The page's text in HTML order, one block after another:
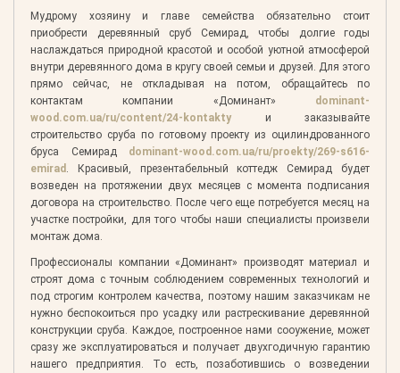
Мудрому хозяину и главе семейства обязательно стоит
приобрести деревянный сруб Семирад, чтобы долгие годы
наслаждаться природной красотой и особой уютной атмосферой
внутри деревянного дома в кругу своей семьи и друзей. Для этого
прямо сейчас, не откладывая на потом, обращайтесь по
контактам компании «Доминант» dominant-
wood.com.ua/ru/content/24-kontakty и заказывайте
строительство сруба по готовому проекту из оцилиндрованного
бруса Семирад dominant-wood.com.ua/ru/proekty/269-s616-
emirad . Красивый, презентабельный коттедж Семирад будет
возведен на протяжении двух месяцев с момента подписания
договора на строительство. После чего еще потребуется месяц на
участке постройки, для того чтобы наши специалисты произвели
монтаж дома.
Профессионалы компании «Доминант» производят материал и
строят дома с точным соблюдением современных технологий и
под строгим контролем качества, поэтому нашим заказчикам не
нужно беспокоиться про усадку или растрескивание деревянной
конструкции сруба. Каждое, построенное нами сооужение, может
сразу же эксплуатироваться и получает двухгодичную гарантию
нашего предприятия. То есть, позаботившись о возведении